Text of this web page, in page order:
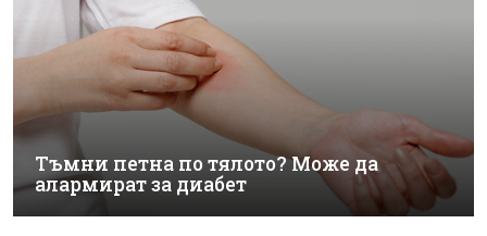
Тъмни петна по тялото? Може да
алармират за диабет